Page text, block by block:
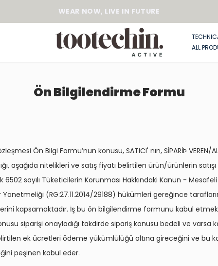
WEAR NOW, LIVE IN FUTURE
ALL
Ön Bilgilendirme Formu
Ön Bilgi Formu’nun konusu, SATICI' nın, SİPARİÞ VEREN/
aşağıda nitelikleri ve satış fiyatı belirtilen ürün/ürünlerin
6502 sayılı Tüketicilerin Korunması Hakkındaki Kanun - Mesafeli
Yönetmeliği (RG:27.11.2014/29188) hükümleri gereğince
kapsamaktadır. İş bu ön bilgilendirme formunu kabul
siparişi onayladığı takdirde sipariş konusu bedeli ve varsa
ek ücretleri ödeme yükümlülüğü altına gireceğini ve bu
peşinen kabul eder.